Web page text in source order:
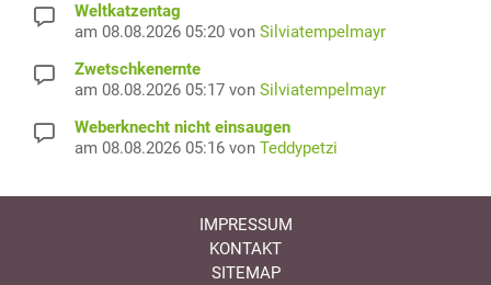
Weltkatzentag
am 08.08.2026 05:20 von Silviatempelmayr
Zwetschkenernte
am 08.08.2026 05:17 von Silviatempelmayr
Weberknecht nicht einsaugen
am 08.08.2026 05:16 von Teddypetzi
IMPRESSUM
KONTAKT
SITEMAP